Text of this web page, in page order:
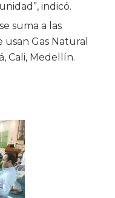
indicó.
suma a las
Gas Natural
Cali, Medellín.